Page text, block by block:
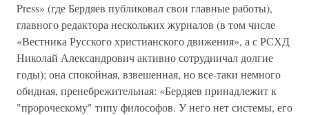
Press» (где Бердяев публиковал свои главные работы),
главного редактора нескольких журналов (в том числе
«Вестника Русского христианского движения», а с РСХД
Николай Александрович активно сотрудничал долгие
годы); она спокойная, взвешенная, но все-таки немного
обидная, пренебрежительная: «Бердяев принадлежит к
"пророческому" типу философов. У него нет системы, его